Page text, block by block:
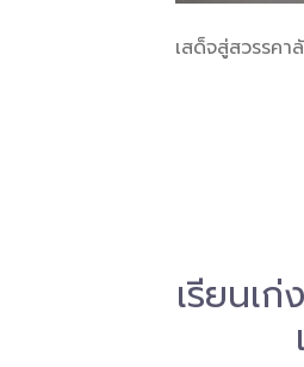
เสด็จสู่สวรรคา
เรียนเก่